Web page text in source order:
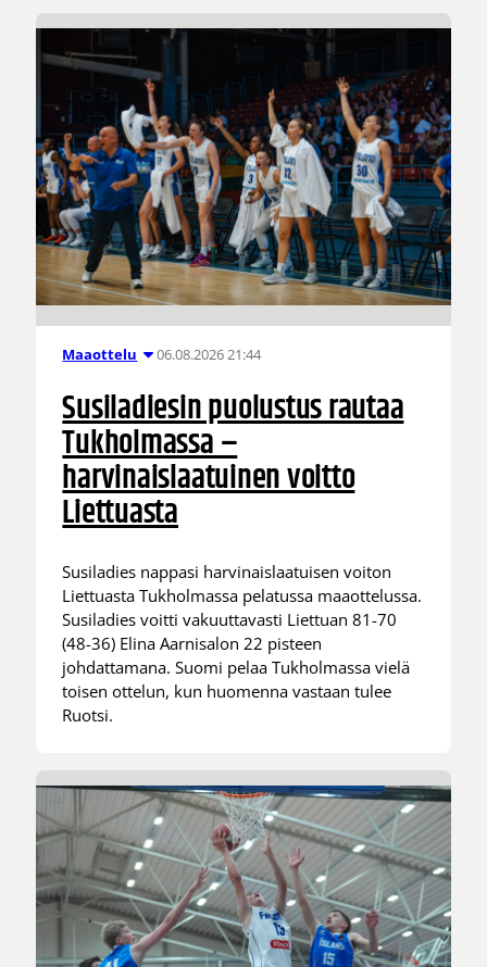
Maaottelu 06.08.2026 21:44
Susiladiesin puolustus rautaa
Tukholmassa –
harvinaislaatuinen voitto
Liettuasta
Susiladies nappasi harvinaislaatuisen voiton
Liettuasta Tukholmassa pelatussa maaottelussa.
Susiladies voitti vakuuttavasti Liettuan 81-70
(48-36) Elina Aarnisalon 22 pisteen
johdattamana. Suomi pelaa Tukholmassa vielä
toisen ottelun, kun huomenna vastaan tulee
Ruotsi.